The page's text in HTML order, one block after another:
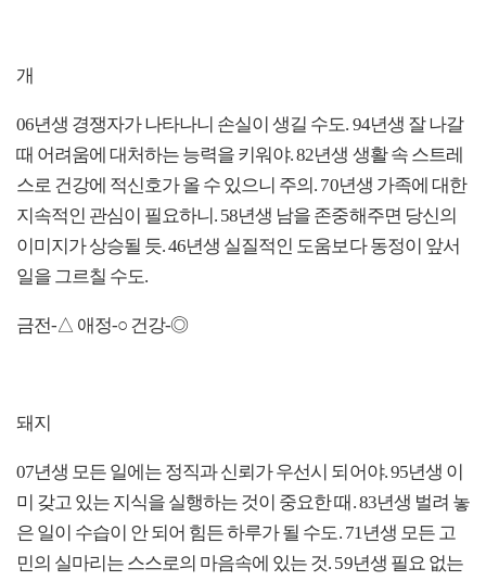
개
06년생 경쟁자가 나타나니 손실이 생길 수도. 94년생 잘 나갈
때 어려움에 대처하는 능력을 키워야. 82년생 생활 속 스트레
스로 건강에 적신호가 올 수 있으니 주의. 70년생 가족에 대한
지속적인 관심이 필요하니. 58년생 남을 존중해주면 당신의
이미지가 상승될 듯. 46년생 실질적인 도움보다 동정이 앞서
일을 그르칠 수도.
금전-△ 애정-○ 건강-◎
돼지
07년생 모든 일에는 정직과 신뢰가 우선시 되어야. 95년생 이
미 갖고 있는 지식을 실행하는 것이 중요한 때. 83년생 벌려 놓
은 일이 수습이 안 되어 힘든 하루가 될 수도. 71년생 모든 고
민의 실마리는 스스로의 마음속에 있는 것. 59년생 필요 없는